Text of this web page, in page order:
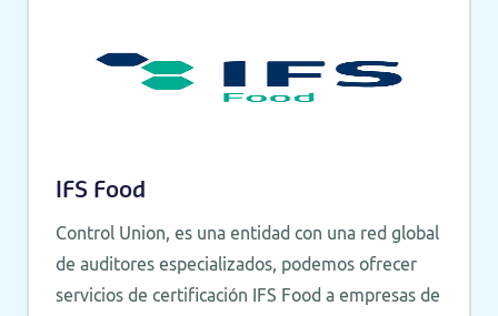
IFS Food
Control Union, es una entidad con una red global
de auditores especializados, podemos ofrecer
servicios de certificación IFS Food a empresas de